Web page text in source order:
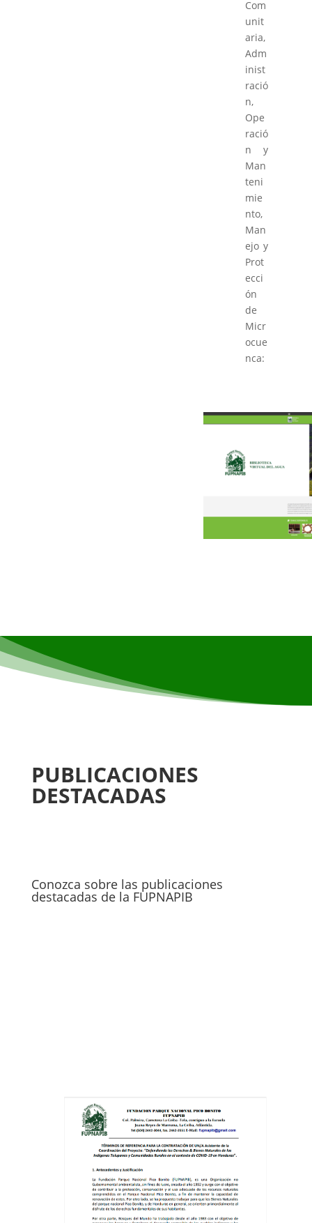
Com
unit
aria,
Adm
inist
ració
n,
Ope
ració
n y
Man
teni
mie
nto,
Man
ejo y
Prot
ecci
ón
de
Micr
ocue
nca:
PUBLICACIONES
DESTACADAS
Conozca sobre las publicaciones
destacadas de la FUPNAPIB